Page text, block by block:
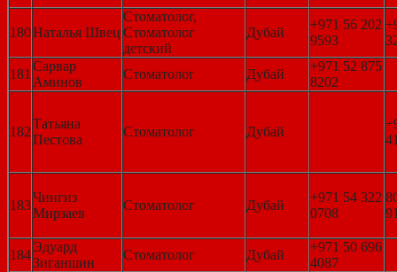
180Наталья Швец
Стоматолог,
Стоматолог
детский
Дубай
+971 56 202
9593
181
Сарвар
Аминов
Стоматолог Дубай
+971 52 875
8202
182
Татьяна
Пестова
Стоматолог Дубай
183
Чингиз
Мирзаев
Стоматолог Дубай
+971 54 322
0708
184
Эдуард
Зиганшин
Стоматолог Дубай
+971 50 696
4087